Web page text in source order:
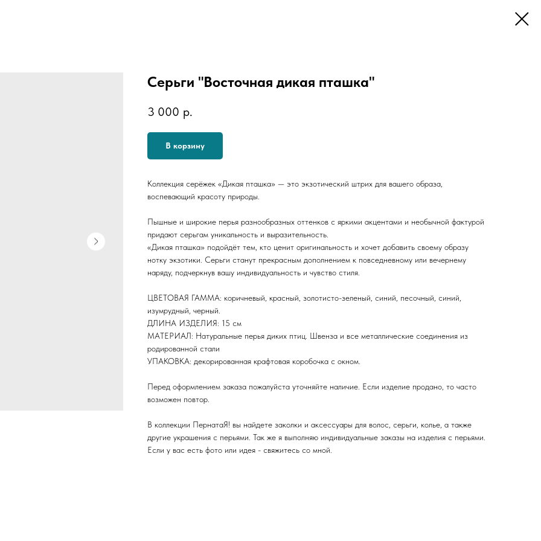
Серьги "Восточная дикая пташка"
3 000 р.
В корзину
Коллекция серёжек «Дикая пташка» — это экзотический штрих для вашего образа,
воспевающий красоту природы.
Пышные и широкие перья разнообразных оттенков с яркими акцентами и необычной фактурой
придают серьгам уникальность и выразительность.
«Дикая пташка» подойдёт тем, кто ценит оригинальность и хочет добавить своему образу
нотку экзотики. Серьги станут прекрасным дополнением к повседневному или вечернему
наряду, подчеркнув вашу индивидуальность и чувство стиля.
ЦВЕТОВАЯ ГАММА: коричневый, красный, золотисто-зеленый, синий, песочный, синий,
изумрудный, черный.
ДЛИНА ИЗДЕЛИЯ: 15 см
МАТЕРИАЛ: Натуральные перья диких птиц. Швенза и все металлические соединения из
родированной стали
УПАКОВКА: декорированная крафтовая коробочка с окном.
Перед оформлением заказа пожалуйста уточняйте наличие. Если изделие продано, то часто
возможен повтор.
В коллекции ПернатаЯ! вы найдете заколки и аксессуары для волос, серьги, колье, а также
другие украшения с перьями. Так же я выполняю индивидуальные заказы на изделия с перьями.
Если у вас есть фото или идея - свяжитесь со мной.